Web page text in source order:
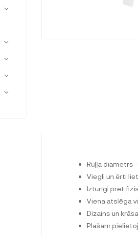
Ruļļa diametrs
Viegli un ērti
Izturīgi pret
Viena atslēga
Dizains un
Plašam